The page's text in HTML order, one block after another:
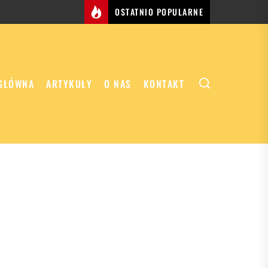
OSTATNIO POPULARNE
ARTYKUŁY O NAS KONTAKT